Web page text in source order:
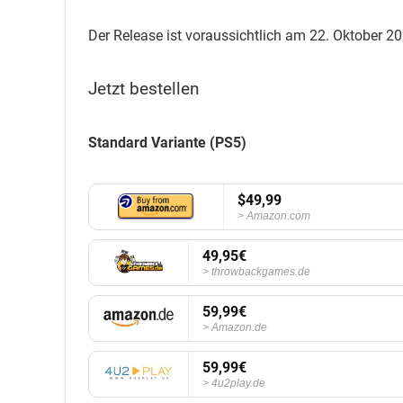
Der Release ist voraussichtlich am 22. Oktober
Jetzt bestellen
Standard Variante (PS5)
$49,99
Amazon.com
49,95€
throwbackgames.de
59,99€
Amazon.de
59,99€
4u2play.de